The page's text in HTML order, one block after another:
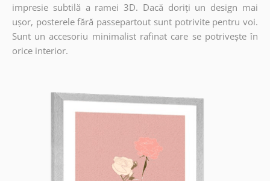
impresie subtilă a ramei 3D. Dacă doriți un design mai
ușor, posterele fără passepartout sunt potrivite pentru voi.
Sunt un accesoriu minimalist rafinat care se potrivește în
orice interior.